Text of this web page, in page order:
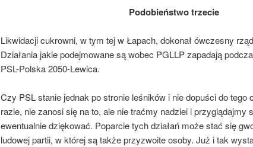
Podobieństwo trzecie
Likwidacji cukrowni, w tym tej w Łapach, dokonał ówczesny
Działania jakie podejmowane są wobec PGLLP zapadają
PSL-Polska 2050-Lewica.
Czy PSL stanie jednak po stronie leśników i nie dopuści do tego
razie, nie zanosi się na to, ale nie traćmy nadziei i przyglądajmy
ewentualnie dziękować. Poparcie tych działań może stać się
ludowej partii, w której są także przyzwoite osoby. Już i tak